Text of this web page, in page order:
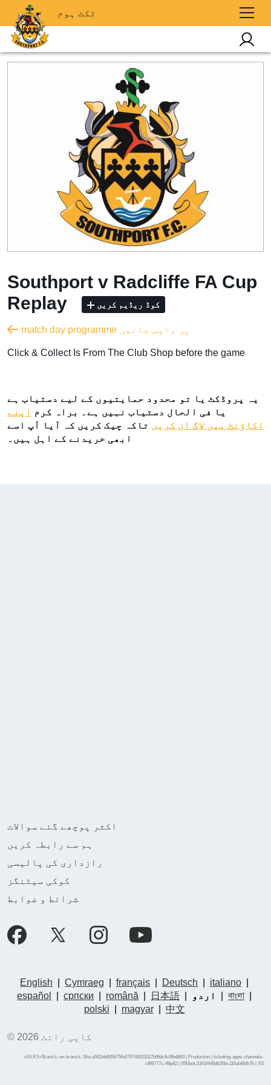
ٹکٹ ہوم
Southport v Radcliffe FA Cup
Replay
کوڈ ریڈیم کریں
match day programme پر واپس جائیں
​Click & Collect Is From The Club Shop before the game
یہ پروڈکٹ یا تو محدود حمایتیوں کے لیے دستیاب ہے
یا فی الحال دستیاب نہیں ہے۔ براہ کرم اپنے
اکاؤنٹ میں لاگ ان کریں تاکہ چیک کریں کہ آیا آپ اسے
ابھی خریدنے کے اہل ہیں۔
اکثر پوچھے گئے سوالات
ہم سے رابطہ کریں
رازداری کی پالیسی
کوکی سیٹنگز
شرائط و ضوابط
English Cymraeg français Deutsch italiano
español
српски română 日本語 اردو বাংলা|
polski
magyar| 中文
© کاپی رائٹ 2026
v54.9.5+Branch.-no-branch-.Sha.a581bb805675fa079748203117b9fdc4c0fbd893 | Production | ticketing-apps-channels-
c8f9777c-49p82 | 05f3edc3161f448db26bc116ab6fdb7b | XS